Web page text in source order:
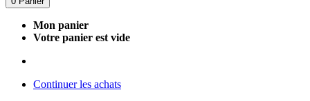
Mon panier
Votre panier est vide
Continuer les achats